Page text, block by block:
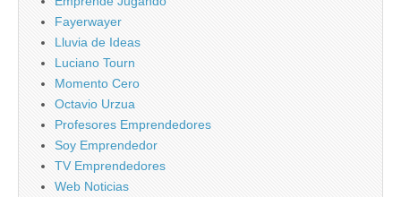
Fayerwayer
Lluvia de Ideas
Luciano Tourn
Momento Cero
Octavio Urzua
Profesores Emprendedores
Soy Emprendedor
TV Emprendedores
Web Noticias